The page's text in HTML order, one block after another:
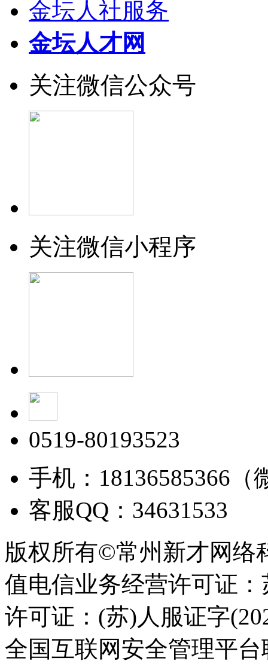
金坛人社服务
金坛人才网
关注微信公众号
关注微信小程序
0519-80193523
手机：18136585366（
客服QQ：34631533
版权所有©常州新才网络
值电信业务经营许可证
许可证：(苏)人服证字
全国互联网安全管理平